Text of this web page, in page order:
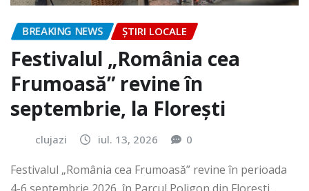
BREAKING NEWS ȘTIRI LOCALE
Festivalul „România cea
Frumoasă” revine în
septembrie, la Florești
clujazi iul. 13, 2026 0
Festivalul „România cea Frumoasă” revine în perioada